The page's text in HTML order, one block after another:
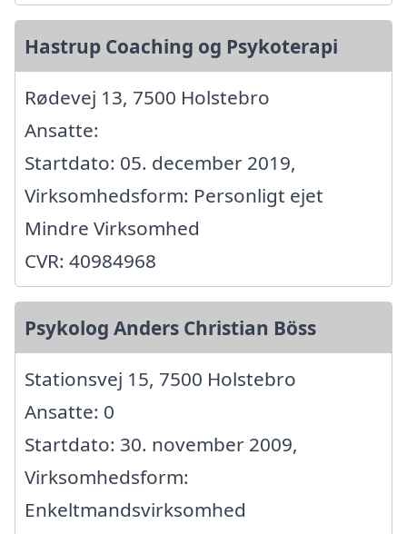
Hastrup Coaching og Psykoterapi
Rødevej 13, 7500 Holstebro
Ansatte:
Startdato: 05. december 2019,
Virksomhedsform: Personligt ejet
Mindre Virksomhed
CVR: 40984968
Psykolog Anders Christian Böss
Stationsvej 15, 7500 Holstebro
Ansatte: 0
Startdato: 30. november 2009,
Virksomhedsform:
Enkeltmandsvirksomhed